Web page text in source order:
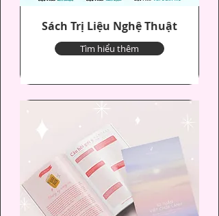
Sách Trị Liệu Nghệ Thuật
Tìm hiểu thêm